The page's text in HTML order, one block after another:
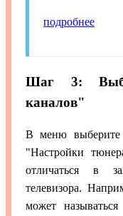
подробнее
Шаг 3:
каналов"
В меню выберите
"Настройки
отличаться в
телевизора.
может